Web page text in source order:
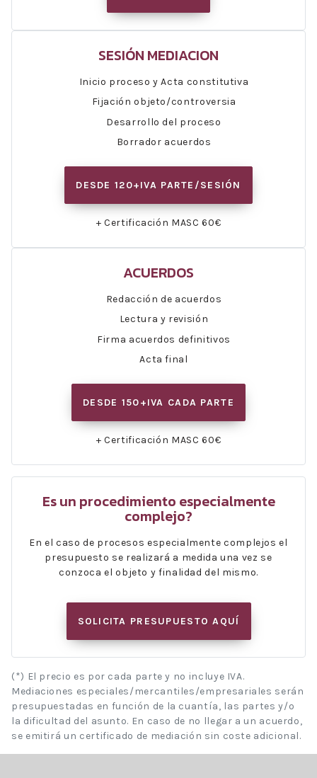
SESIÓN MEDIACION
Inicio proceso y Acta constitutiva
Fijación objeto/controversia
Desarrollo del proceso
Borrador acuerdos
DESDE 120+IVA PARTE/SESIÓN
+ Certificación MASC 60€
ACUERDOS
Redacción de acuerdos
Lectura y revisión
Firma acuerdos definitivos
Acta final
DESDE 150+IVA CADA PARTE
+ Certificación MASC 60€
Es un procedimiento especialmente
complejo?
En el caso de procesos especialmente complejos el
presupuesto se realizará a medida una vez se
conzoca el objeto y finalidad del mismo.
SOLICITA PRESUPUESTO AQUÍ
(*) El precio es por cada parte y no incluye IVA.
Mediaciones especiales/mercantiles/empresariales serán
presupuestadas en función de la cuantía, las partes y/o
la dificultad del asunto. En caso de no llegar a un acuerdo,
se emitirá un certificado de mediación sin coste adicional.